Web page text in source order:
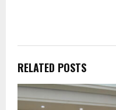
RELATED POSTS